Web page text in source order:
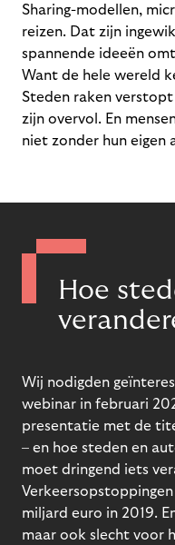
Sharing-modellen,
reizen. Dat zijn
spannende ideeën
Want de hele wereld
Steden raken
zijn overvol. En
niet zonder hun eigen
Hoe
Wij nodigden
webinar in februari
presentatie met de
– en hoe steden en
moet dringend iets
miljard euro in 2019.
maar ook slecht voor